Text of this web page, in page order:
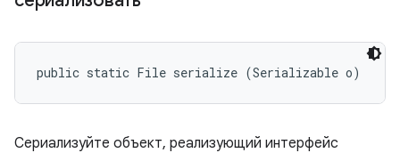
public static File serialize (Serializable o)
Сериализуйте объект, реализующий интерфейс